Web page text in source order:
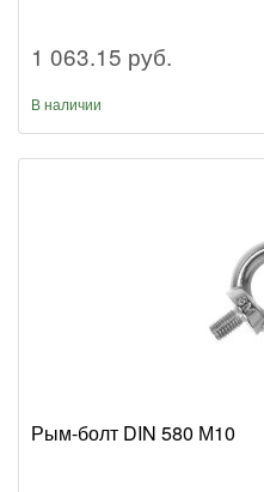
1 063.15 руб.
В наличии
Рым-болт DIN 580 М10